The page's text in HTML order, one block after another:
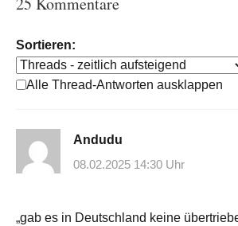
Sortieren:
Alle Thread-Antworten ausklappen
Andudu
08.02.2025 14:30 Uhr
„gab es in Deutschland keine